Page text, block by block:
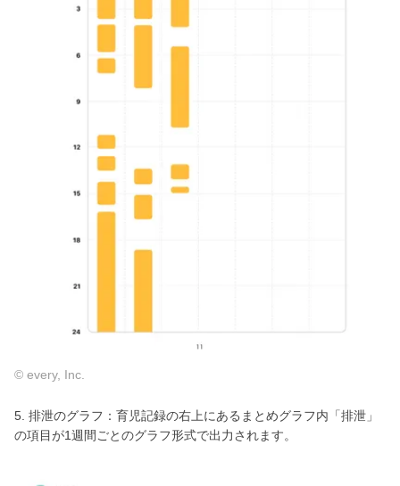
© every, Inc.
5. 排泄のグラフ：育児記録の右上にあるまとめグラフ内「排泄」
の項目が1週間ごとのグラフ形式で出力されます。